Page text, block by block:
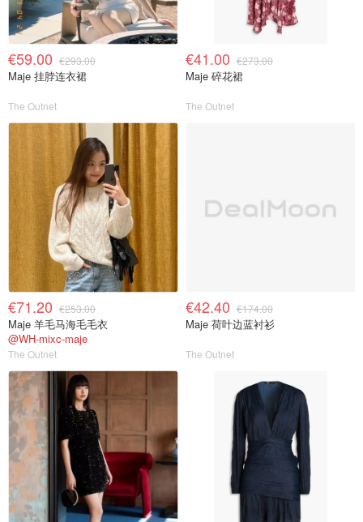
€59.00 €293.00
Maje 挂脖连衣裙
The Outnet
€41.00 €273.00
Maje 碎花裙
The Outnet
€71.20 €253.00
Maje 羊毛马海毛毛衣
@WH-mixc-maje
The Outnet
€42.40 €174.00
Maje 荷叶边蓝衬衫
The Outnet